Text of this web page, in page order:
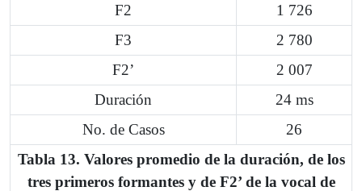
F2
1 726
F3
2 780
F2’
2 007
Duración
24 ms
No. de Casos
26
Tabla 13. Valores promedio de la duración, de los
tres primeros formantes y de F2’ de la vocal de